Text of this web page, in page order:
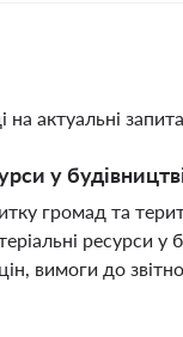
актуальні
у
громад та
ресурси у
вимоги до